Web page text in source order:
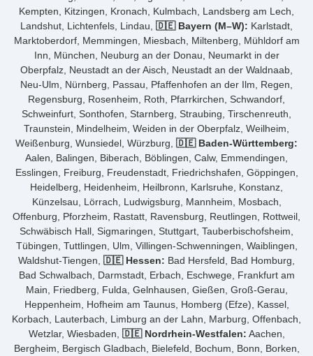
Kempten, Kitzingen, Kronach, Kulmbach, Landsberg am Lech,
Landshut, Lichtenfels, Lindau, 🇩🇪 Bayern (M–W): Karlstadt,
Marktoberdorf, Memmingen, Miesbach, Miltenberg, Mühldorf am
Inn, München, Neuburg an der Donau, Neumarkt in der
Oberpfalz, Neustadt an der Aisch, Neustadt an der Waldnaab,
Neu-Ulm, Nürnberg, Passau, Pfaffenhofen an der Ilm, Regen,
Regensburg, Rosenheim, Roth, Pfarrkirchen, Schwandorf,
Schweinfurt, Sonthofen, Starnberg, Straubing, Tirschenreuth,
Traunstein, Mindelheim, Weiden in der Oberpfalz, Weilheim,
Weißenburg, Wunsiedel, Würzburg, 🇩🇪 Baden-Württemberg:
Aalen, Balingen, Biberach, Böblingen, Calw, Emmendingen,
Esslingen, Freiburg, Freudenstadt, Friedrichshafen, Göppingen,
Heidelberg, Heidenheim, Heilbronn, Karlsruhe, Konstanz,
Künzelsau, Lörrach, Ludwigsburg, Mannheim, Mosbach,
Offenburg, Pforzheim, Rastatt, Ravensburg, Reutlingen, Rottweil,
Schwäbisch Hall, Sigmaringen, Stuttgart, Tauberbischofsheim,
Tübingen, Tuttlingen, Ulm, Villingen-Schwenningen, Waiblingen,
Waldshut-Tiengen, 🇩🇪 Hessen: Bad Hersfeld, Bad Homburg,
Bad Schwalbach, Darmstadt, Erbach, Eschwege, Frankfurt am
Main, Friedberg, Fulda, Gelnhausen, Gießen, Groß-Gerau,
Heppenheim, Hofheim am Taunus, Homberg (Efze), Kassel,
Korbach, Lauterbach, Limburg an der Lahn, Marburg, Offenbach,
Wetzlar, Wiesbaden, 🇩🇪 Nordrhein-Westfalen: Aachen,
Bergheim, Bergisch Gladbach, Bielefeld, Bochum, Bonn, Borken,